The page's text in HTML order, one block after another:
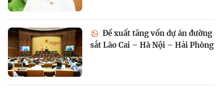
Đề xuất tăng vốn dự án đường
sắt Lào Cai – Hà Nội – Hải Phòng